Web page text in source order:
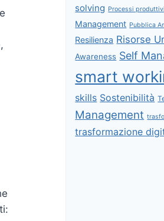
solving Processi produttivi
Management Pubblica
Resilienza Risorse
Awareness Self
smart
skills Sostenibilità
Management
trasformazione